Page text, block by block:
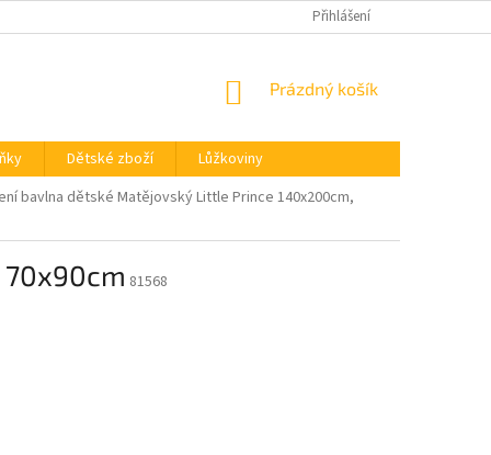
OCHRANA OSOBNÍCH
Přihlášení
NÁKUPNÍ
Prázdný košík
Dětské zboží Lůžkoviny
bavlna dětské Matějovský Little Prince 140x200cm,
81568